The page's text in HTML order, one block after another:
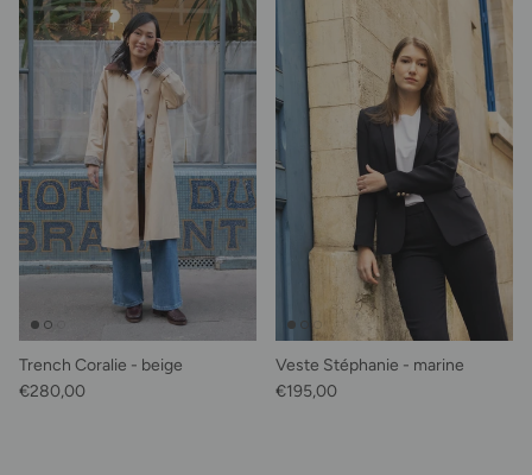
Trench Coralie - beige
Prix habituel
€280,00
Veste Stéphanie - marine
Prix habituel
€195,00